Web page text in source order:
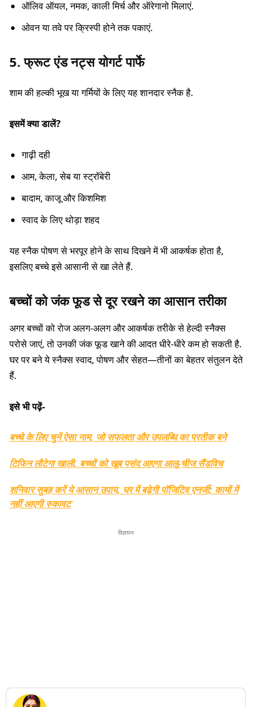
ऑलिव ऑयल, नमक, काली मिर्च और ऑरेगानो मिलाएं.
ओवन या तवे पर क्रिस्पी होने तक पकाएं.
5. फ्रूट एंड नट्स योगर्ट पार्फे
शाम की हल्की भूख या गर्मियों के लिए यह शानदार स्नैक है.
इसमें क्या डालें?
गाढ़ी दही
आम, केला, सेब या स्ट्रॉबेरी
बादाम, काजू और किशमिश
स्वाद के लिए थोड़ा शहद
यह स्नैक पोषण से भरपूर होने के साथ दिखने में भी आकर्षक होता है,
इसलिए बच्चे इसे आसानी से खा लेते हैं.
बच्चों को जंक फूड से दूर रखने का आसान तरीका
अगर बच्चों को रोज अलग-अलग और आकर्षक तरीके से हेल्दी स्नैक्स
परोसे जाएं, तो उनकी जंक फूड खाने की आदत धीरे-धीरे कम हो सकती है.
घर पर बने ये स्नैक्स स्वाद, पोषण और सेहत—तीनों का बेहतर संतुलन देते
हैं.
इसे भी पढ़ें-
बच्चे के लिए चुनें ऐसा नाम, जो सफलता और उपलब्धि का प्रतीक बने
टिफिन लौटेगा खाली, बच्चों को खूब पसंद आएगा आलू-चीज सैंडविच
शनिवार सुबह करें ये आसान उपाय, घर में बढ़ेगी पॉजिटिव एनर्जी; कामों में
नहीं आएगी रुकावट
विज्ञापन